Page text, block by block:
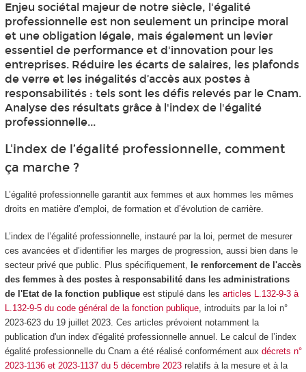
Enjeu sociétal majeur de notre siècle, l'égalité
professionnelle est non seulement un principe moral
et une obligation légale, mais également un levier
essentiel de performance et d'innovation pour les
entreprises. Réduire les écarts de salaires, les plafonds
de verre et les inégalités d’accès aux postes à
responsabilités : tels sont les défis relevés par le Cnam.
Analyse des résultats grâce à l'index de l'égalité
professionnelle...
L'index de l’égalité professionnelle, comment
ça marche ?
L’égalité professionnelle garantit aux femmes et aux hommes les mêmes
droits en matière d’emploi, de formation et d’évolution de carrière.
L’index de l’égalité professionnelle, instauré par la loi, permet de mesurer
ces avancées et d’identifier les marges de progression, aussi bien dans le
secteur privé que public. Plus spécifiquement, le renforcement de l'accès
des femmes à des postes à responsabilité dans les administrations
de l'Etat de la fonction publique est stipulé dans les articles L.132-9-3 à
L.132-9-5 du code général de la fonction publique, introduits par la loi n°
2023-623 du 19 juillet 2023. Ces articles prévoient notamment la
publication d'un index d'égalité professionnelle annuel. Le calcul de l’index
égalité professionnelle du Cnam a été réalisé conformément aux décrets n°
2023-1136 et 2023-1137 du 5 décembre 2023 relatifs à la mesure et à la